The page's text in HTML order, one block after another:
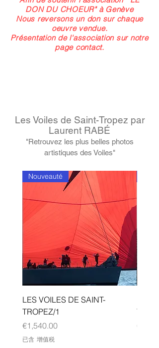
DON DU CHOEUR" à Genève
Nous reversons un don sur chaque
oeuvre vendue.
Présentation de l'association sur notre
page contact.
Les Voiles de Saint-Tropez par
Laurent RABÉ
"Retrouvez les plus belles photos
artistiques des Voiles"
Nouveauté
LES VOILES DE SAINT-
TROPEZ/1
價格
€1,540.00
已含 增值税
價格